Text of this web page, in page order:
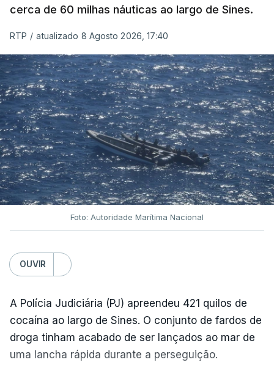
cerca de 60 milhas náuticas ao largo de Sines.
RTP / atualizado 8 Agosto 2026, 17:40
Foto: Autoridade Marítima Nacional
OUVIR
A Polícia Judiciária (PJ) apreendeu 421 quilos de
cocaína ao largo de Sines. O conjunto de fardos de
droga tinham acabado de ser lançados ao mar de
uma lancha rápida durante a perseguição.